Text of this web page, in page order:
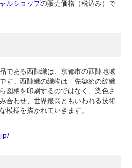
ルショップの販売価格（税込み）で
である西陣織は、京都市の西陣地域
す。西陣織の織物は「先染めの紋織
図柄を印刷するのではなく、染色さ
合わせ、世界最高ともいわれる技術
模様を描かれていきます。